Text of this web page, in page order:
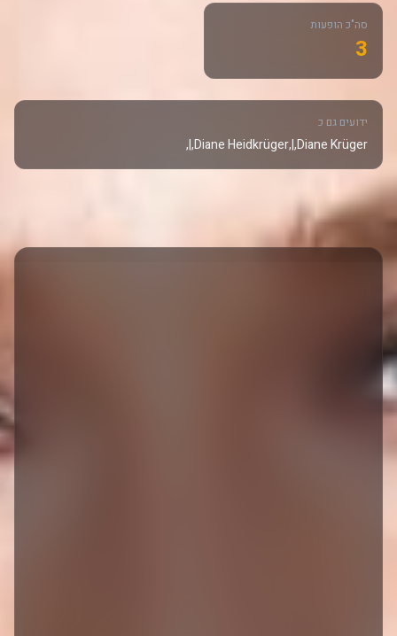
סה"כ הופעות
3
ידועים גם כ
Diane Heidkrüger,|,Diane Krüger,|,